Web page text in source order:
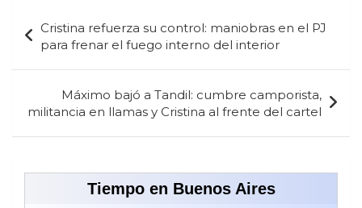
de
entradas
Cristina refuerza su control: maniobras en el PJ
para frenar el fuego interno del interior
Máximo bajó a Tandil: cumbre camporista,
militancia en llamas y Cristina al frente del cartel
Tiempo en Buenos Aires